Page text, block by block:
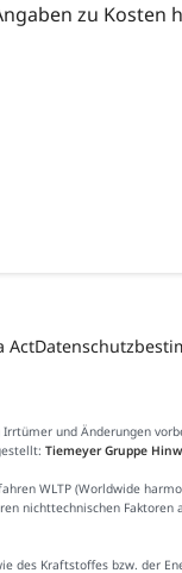
zu Kosten
Act
und Änderungen
Tiemeyer Gruppe
WLTP (Worldwide
nichttechnischen
des Kraftstoffes bzw. der